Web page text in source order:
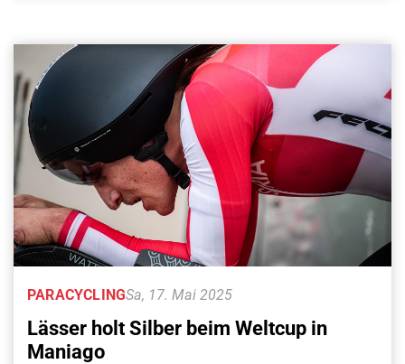
Sa, 17. Mai 2025
PARACYCLING
Lässer holt Silber beim Weltcup in
Maniago